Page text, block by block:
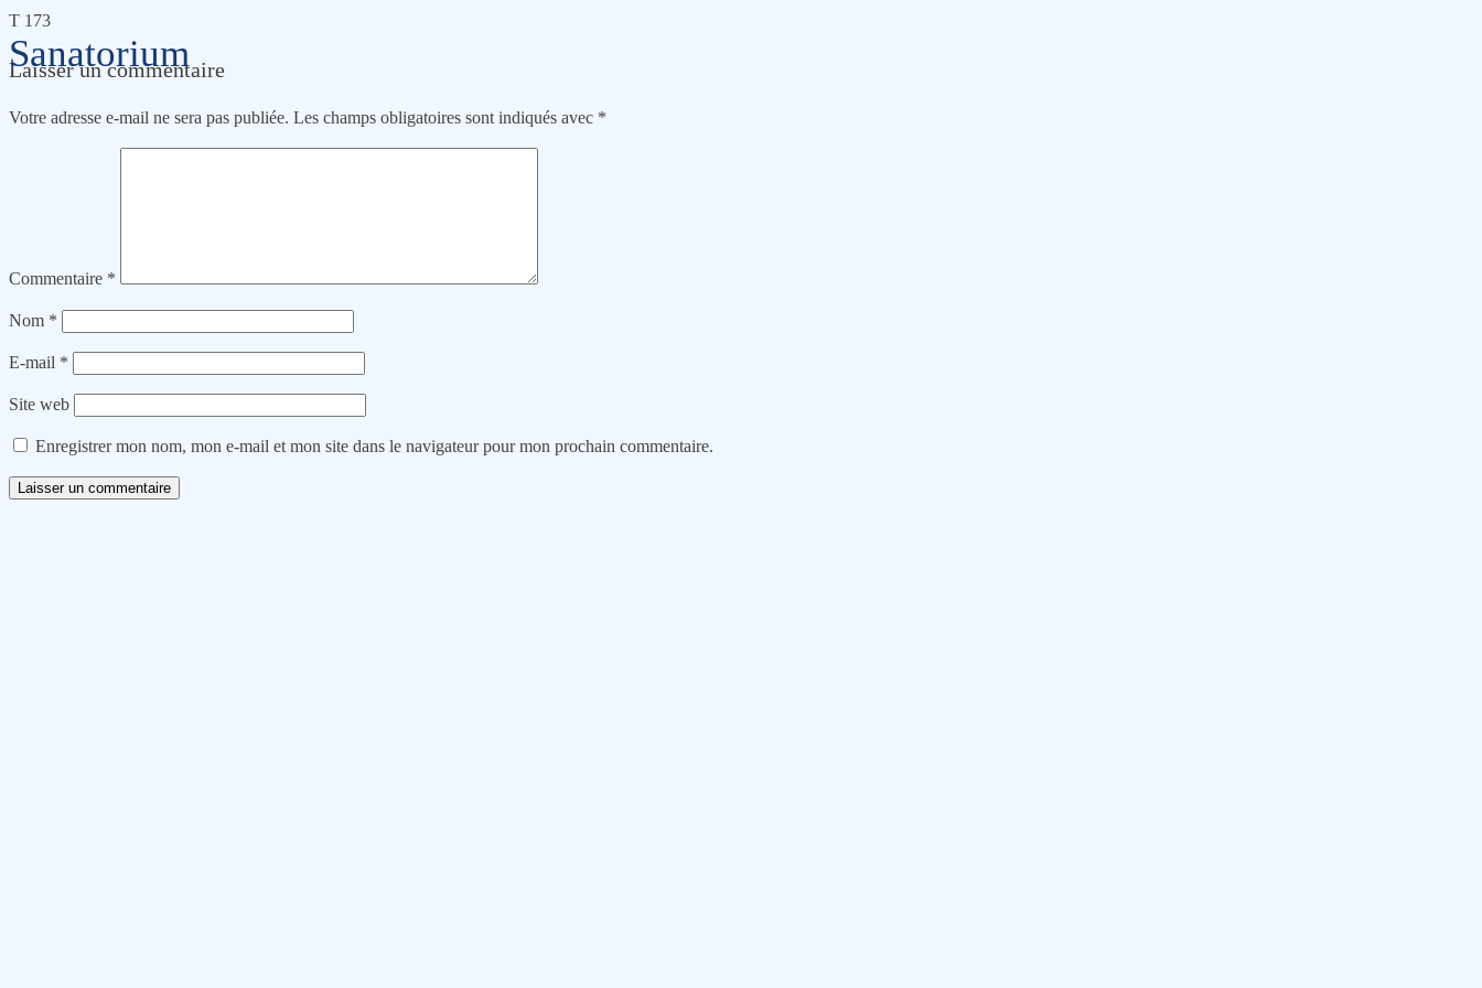
Sanatorium
T 173
Laisser un commentaire
Votre adresse e-mail ne sera pas publiée. Les champs obligatoires sont indiqués avec *
Commentaire *
Nom *
E-mail *
Site web
Enregistrer mon nom, mon e-mail et mon site dans le navigateur pour mon prochain commentaire.